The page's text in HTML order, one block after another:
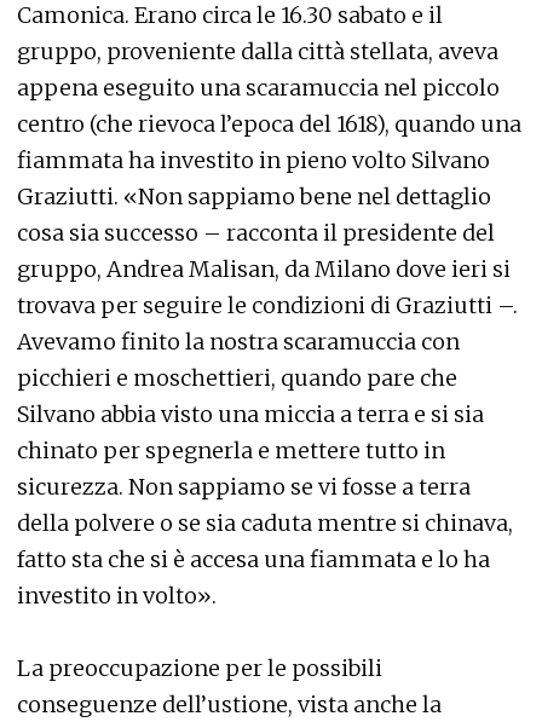
Camonica. Erano circa le 16.30 sabato e il
gruppo, proveniente dalla città stellata, aveva
appena eseguito una scaramuccia nel piccolo
centro (che rievoca l’epoca del 1618), quando una
fiammata ha investito in pieno volto Silvano
Graziutti. «Non sappiamo bene nel dettaglio
cosa sia successo – racconta il presidente del
gruppo, Andrea Malisan, da Milano dove ieri si
trovava per seguire le condizioni di Graziutti –.
Avevamo finito la nostra scaramuccia con
picchieri e moschettieri, quando pare che
Silvano abbia visto una miccia a terra e si sia
chinato per spegnerla e mettere tutto in
sicurezza. Non sappiamo se vi fosse a terra
della polvere o se sia caduta mentre si chinava,
fatto sta che si è accesa una fiammata e lo ha
investito in volto».
La preoccupazione per le possibili
conseguenze dell’ustione, vista anche la